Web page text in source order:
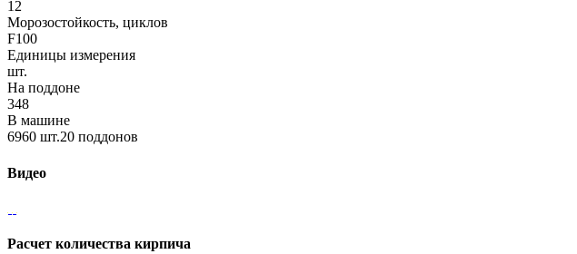
12
Морозостойкость, циклов
F100
Единицы измерения
шт.
На поддоне
348
В машине
6960 шт.20 поддонов
Видео
Расчет количества кирпича